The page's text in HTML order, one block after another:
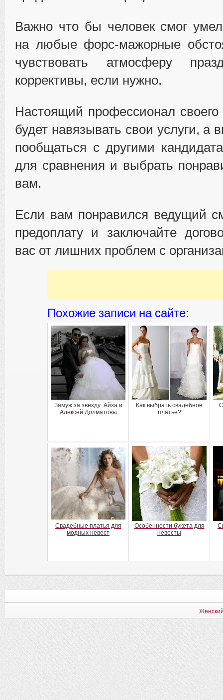
Важно что бы человек смог
на любые форс-мажорные
чувствовать атмосферу
коррективы, если нужно.
Настоящий профессионал своего
будет навязывать свои услуги, а
пообщаться с другими
для сравнения и выбрать
вам.
Если вам понравился ведущий
предоплату и заключайте
вас от лишних проблем с
Похожие записи на сайте:
Замуж за звезду: Айза и
Алексей Долматовы
Как выбрать свадебное
платье?
Свадебные платья для
модных невест
Особенности букета для
невесты